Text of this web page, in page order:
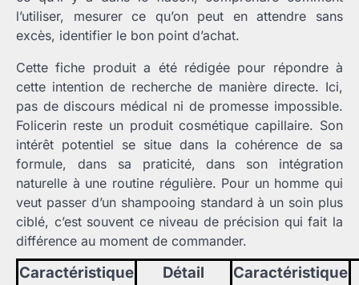
l’utiliser, mesurer ce qu’on peut en attendre sans
excès, identifier le bon point d’achat.
Cette fiche produit a été rédigée pour répondre à
cette intention de recherche de manière directe. Ici,
pas de discours médical ni de promesse impossible.
Folicerin reste un produit cosmétique capillaire. Son
intérêt potentiel se situe dans la cohérence de sa
formule, dans sa praticité, dans son intégration
naturelle à une routine régulière. Pour un homme qui
veut passer d’un shampooing standard à un soin plus
ciblé, c’est souvent ce niveau de précision qui fait la
différence au moment de commander.
Caractéristique Détail Caractéristique